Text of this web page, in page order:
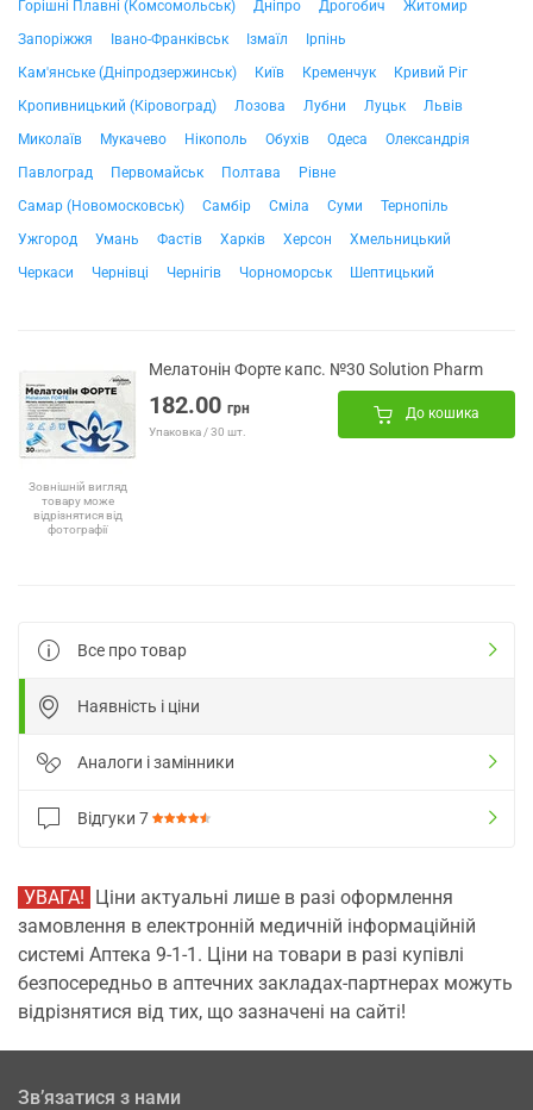
Горішні Плавні (Комсомольськ)
Дніпро Дрогобич
Житомир
Запоріжжя
Івано-Франківськ Ізмаїл
Ірпінь
Кам'янське (Дніпродзержинськ)
Київ Кременчук
Кривий Ріг
Кропивницький (Кіровоград)
Лозова Лубни Луцьк
Львів
Миколаїв
Мукачево Нікополь Обухів Одеса
Олександрія
Павлоград
Первомайськ Полтава
Рівне
Самар (Новомосковськ)
Самбір Сміла Суми
Тернопіль
Ужгород
Умань Фастів Харків Херсон
Хмельницький
Черкаси
Чернівці Чернігів Чорноморськ Шептицький
Зовнішній вигляд
товару може
відрізнятися від
фотографії
Мелатонін Форте капс. №30 Solution Pharm
182.00 грн
Упаковка / 30 шт.
До кошика
Все про товар
Наявність і ціни
Аналоги і замінники
Відгуки 7
УВАГА! Ціни актуальні лише в разі оформлення
замовлення в електронній медичній інформаційній
системі Аптека 9-1-1. Ціни на товари в разі купівлі
безпосередньо в аптечних закладах-партнерах можуть
відрізнятися від тих, що зазначені на сайті!
Зв’язатися з нами